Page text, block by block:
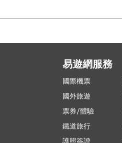
易遊網服務
國際機票
國外旅遊
票券/體驗
鐵道旅行
護照簽證